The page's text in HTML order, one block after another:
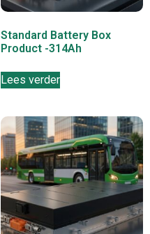
Standard Battery Box
Product -314Ah
Lees verder